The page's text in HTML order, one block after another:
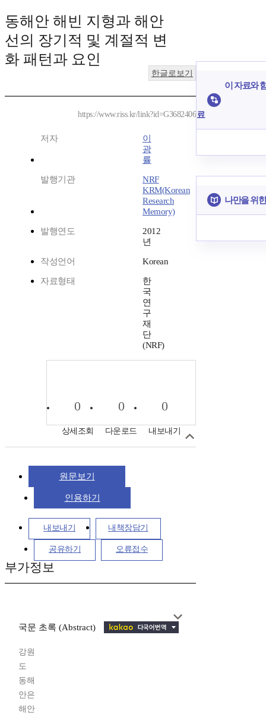
동해안 해빈 지형과 해안
선의 장기적 및 계절적 변
화 패턴과 요인
한글로보기
https://www.riss.kr/link?id=G3682406
저자
이
광
률
발행기관
NRF
KRM(Korean
Research
Memory)
발행연도
2012
년
작성언어 Korean
자료형태
한
국
연
구
재
단
(NRF)
0
상세조회
0
다운로드
0
내보내기
원문보기
인용하기
내보내기 내책장담기
공유하기 오류접수
부가정보
국문 초록 (Abstract)
강원
도
동해
안은
해안
이 자료와
료
나만을 위